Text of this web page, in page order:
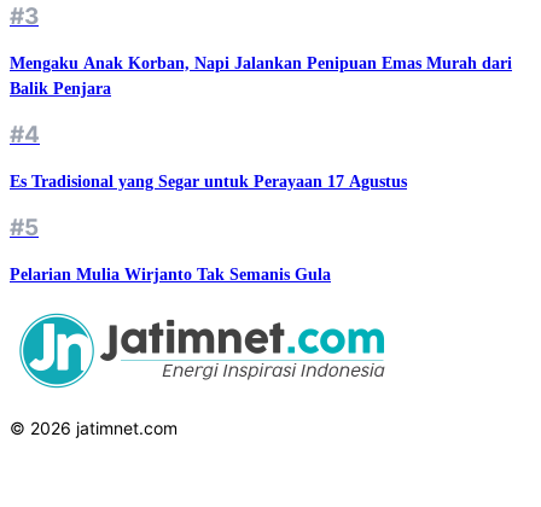
#3
Mengaku Anak Korban, Napi Jalankan Penipuan Emas Murah dari
Balik Penjara
#4
Es Tradisional yang Segar untuk Perayaan 17 Agustus
#5
Pelarian Mulia Wirjanto Tak Semanis Gula
© 2026 jatimnet.com